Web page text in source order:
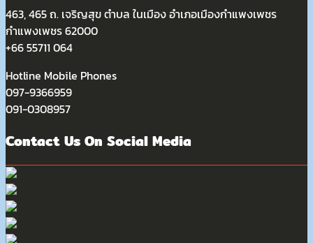
463, 465 ถ. เจริญสุข ตำบล ในเมือง อำเภอเมืองกำแพงเพชร
กำแพงเพชร 62000
+66 55711 064
Hotline Mobile Phones
097-9366959
091-0308957
Contact Us On Social Media